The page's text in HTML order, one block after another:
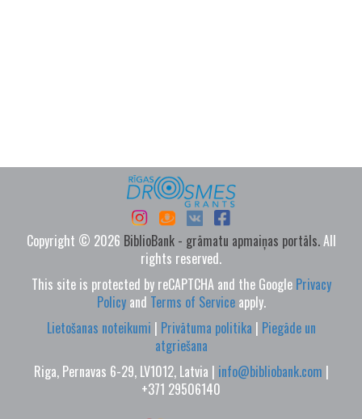
Copyright © 2026 BiblioBank - grāmatu apmaiņas portāls.All
rights reserved.
This site is protected by reCAPTCHA and the Google Privacy
Policyand Terms of Serviceapply.
Lietošanas noteikumi | Privātuma politika | Piegāde un
atgriešana
Riga, Pernavas 6-29, LV1012, Latvia | info@bibliobank.com |
+371 29506140